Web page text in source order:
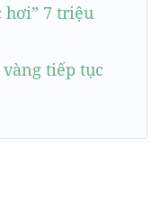
hơi” 7 triệu
tiếp tục